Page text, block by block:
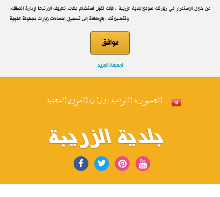
.من خلال الاستمرار في زيارتك لموقع بلدية الزريبة ، فإنك تقبل استخدام ملفات تعريف الارتباط لإدارة اتصالك
وتفضيلاتك ، بالإضافة إلى تسجيل إحصاءات زيارات مجهولة الهوية
موافق
لمعرفة المزيد
الجمهورية التونسية | وزارة الشؤون المحلية
بلدية الزريبة